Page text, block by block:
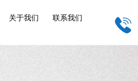
关于我们 联系我们